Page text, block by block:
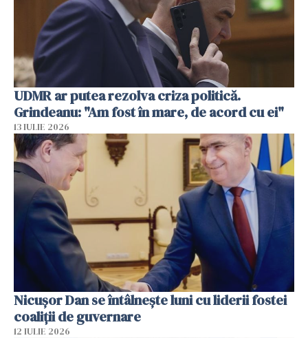
UDMR ar putea rezolva criza politică.
Grindeanu: "Am fost în mare, de acord cu ei"
13 IULIE 2026
Nicuşor Dan se întâlnește luni cu liderii fostei
coaliţii de guvernare
12 IULIE 2026